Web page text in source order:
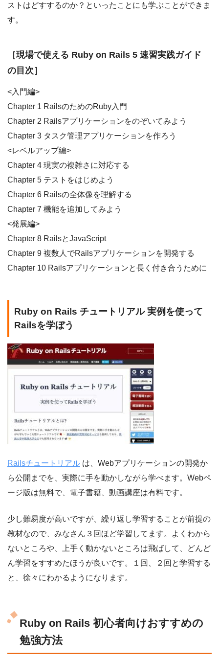
ストはどすするのか？といったことにも学ぶことができま
す。
［現場で使える Ruby on Rails 5 速習実践ガイド
の目次］
<入門編>
Chapter 1 RailsのためのRuby入門
Chapter 2 Railsアプリケーションをのぞいてみよう
Chapter 3 タスク管理アプリケーションを作ろう
<レベルアップ編>
Chapter 4 現実の複雑さに対応する
Chapter 5 テストをはじめよう
Chapter 6 Railsの全体像を理解する
Chapter 7 機能を追加してみよう
<発展編>
Chapter 8 RailsとJavaScript
Chapter 9 複数人でRailsアプリケーションを開発する
Chapter 10 Railsアプリケーションと長く付き合うために
Ruby on Rails チュートリアル 実例を使って
Railsを学ぼう
Railsチュートリアル は、Webアプリケーションの開発か
ら公開までを、実際に手を動かしながら学べます。Webペ
ージ版は無料で、電子書籍、動画講座は有料です。
少し難易度が高いですが、繰り返し学習することが前提の
教材なので、みなさん３回ほど学習してます。よくわから
ないところや、上手く動かないところは飛ばして、どんど
ん学習をすすめたほうが良いです。１回、２回と学習する
と、徐々にわかるようになります。
Ruby on Rails 初心者向けおすすめの
勉強方法